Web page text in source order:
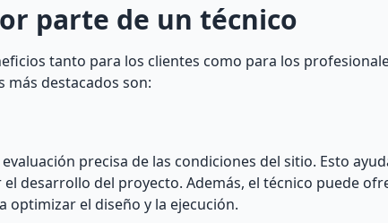
parte de un técnico
tanto para los clientes como para los
destacados son:
precisa de las condiciones del sitio. Esto
desarrollo del proyecto. Además, el técnico puede
optimizar el diseño y la ejecución.